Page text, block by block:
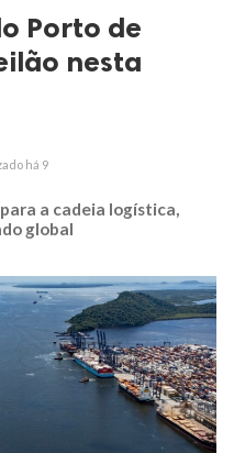
Porto de
nesta
há 9
a cadeia logística,
global